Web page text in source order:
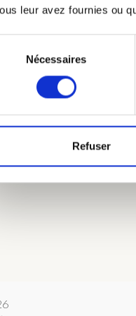
leur avez fournies ou
Nécessaires
Refuser
de produits naturels,
le lit vous permettant
- Volets + stores